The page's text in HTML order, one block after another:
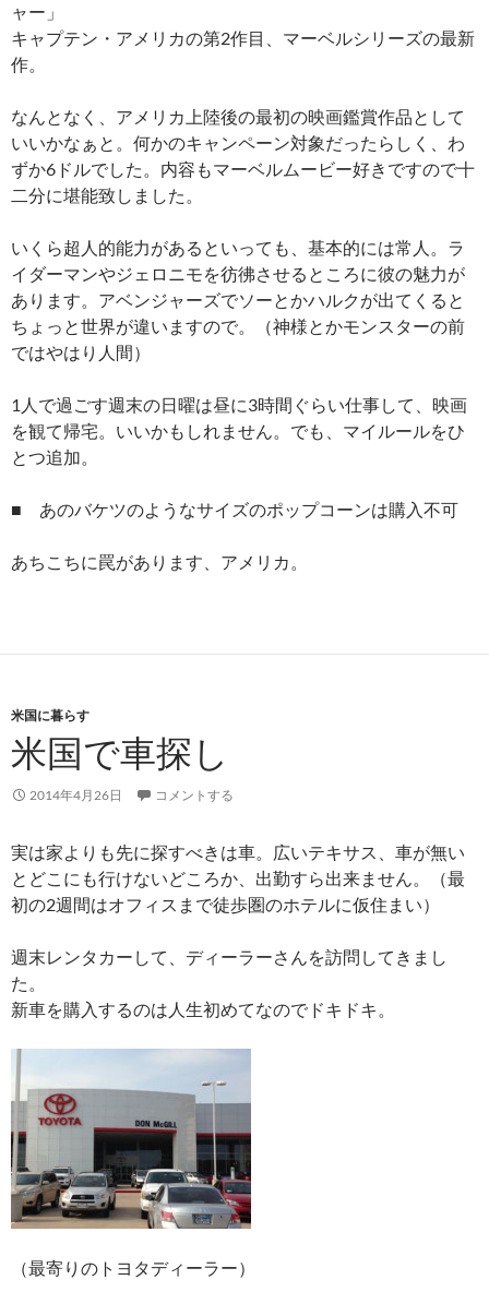
ャー」
キャプテン・アメリカの第2作目、マーベルシリーズの最新
作。
なんとなく、アメリカ上陸後の最初の映画鑑賞作品として
いいかなぁと。何かのキャンペーン対象だったらしく、わ
ずか6ドルでした。内容もマーベルムービー好きですので十
二分に堪能致しました。
いくら超人的能力があるといっても、基本的には常人。ラ
イダーマンやジェロニモを彷彿させるところに彼の魅力が
あります。アベンジャーズでソーとかハルクが出てくると
ちょっと世界が違いますので。（神様とかモンスターの前
ではやはり人間）
1人で過ごす週末の日曜は昼に3時間ぐらい仕事して、映画
を観て帰宅。いいかもしれません。でも、マイルールをひ
とつ追加。
■ あのバケツのようなサイズのポップコーンは購入不可
あちこちに罠があります、アメリカ。
米国に暮らす
米国で車探し
2014年4月26日 コメントする
実は家よりも先に探すべきは車。広いテキサス、車が無い
とどこにも行けないどころか、出勤すら出来ません。（最
初の2週間はオフィスまで徒歩圏のホテルに仮住まい）
週末レンタカーして、ディーラーさんを訪問してきまし
た。
新車を購入するのは人生初めてなのでドキドキ。
（最寄りのトヨタディーラー）